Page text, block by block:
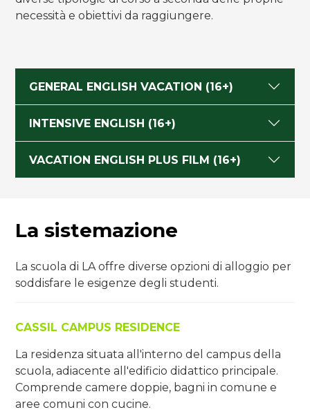
necessità e obiettivi da raggiungere.
GENERAL ENGLISH VACATION (16+)
INTENSIVE ENGLISH (16+)
VACATION ENGLISH PLUS FILM (16+)
La sistemazione
La scuola di LA offre diverse opzioni di alloggio per
soddisfare le esigenze degli studenti.
CASSIL CAMPUS RESIDENCE
La residenza situata all'interno del campus della
scuola, adiacente all'edificio didattico principale.
Comprende camere doppie, bagni in comune e
aree comuni con cucine.